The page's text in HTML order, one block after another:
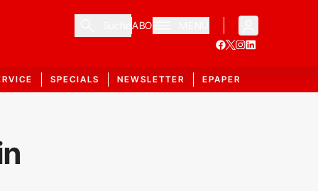
ABO
SPECIALS NEWSLETTER EPAPER